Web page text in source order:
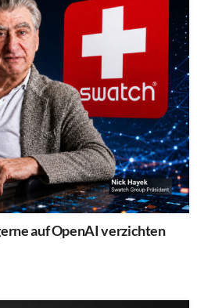
auf OpenAI verzichten